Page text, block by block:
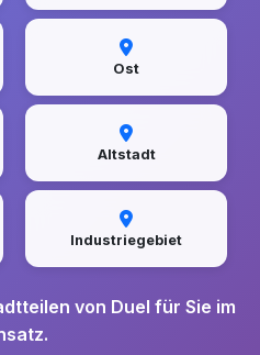
Ost
Altstadt
Industriegebiet
von Duel für Sie im